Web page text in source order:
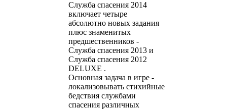
Служба спасения 2014
включает четыре
абсолютно новых задания
плюс знаменитых
предшественников -
Служба спасения 2013 и
Служба спасения 2012
DELUXE .
Основная задача в игре -
локализовывать стихийные
бедствия службами
спасения различных